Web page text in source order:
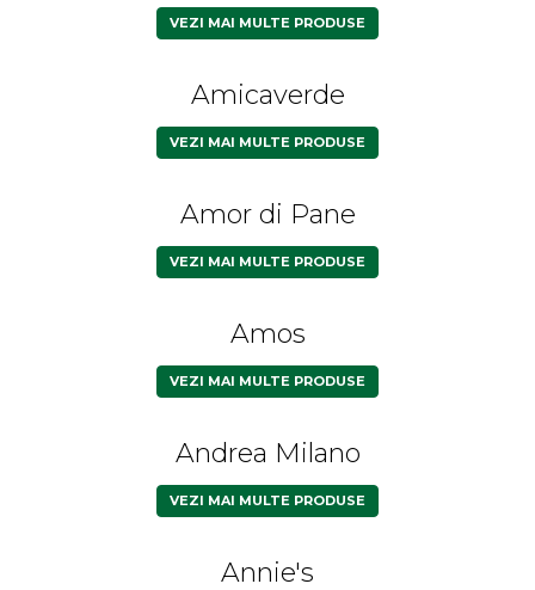
VEZI MAI MULTE PRODUSE
Amicaverde
VEZI MAI MULTE PRODUSE
Amor di Pane
VEZI MAI MULTE PRODUSE
Amos
VEZI MAI MULTE PRODUSE
Andrea Milano
VEZI MAI MULTE PRODUSE
Annie's